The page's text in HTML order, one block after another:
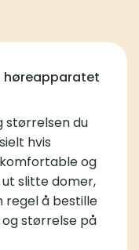
høreapparatet
du
hvis
og
slitte domer,
regel å bestille
størrelse på